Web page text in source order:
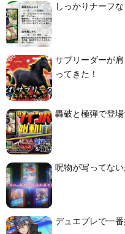
しっかりナーフ
サブリーダーが
ってきた！
轟破と極弾で登
呪物が写ってない
デュエプレで一